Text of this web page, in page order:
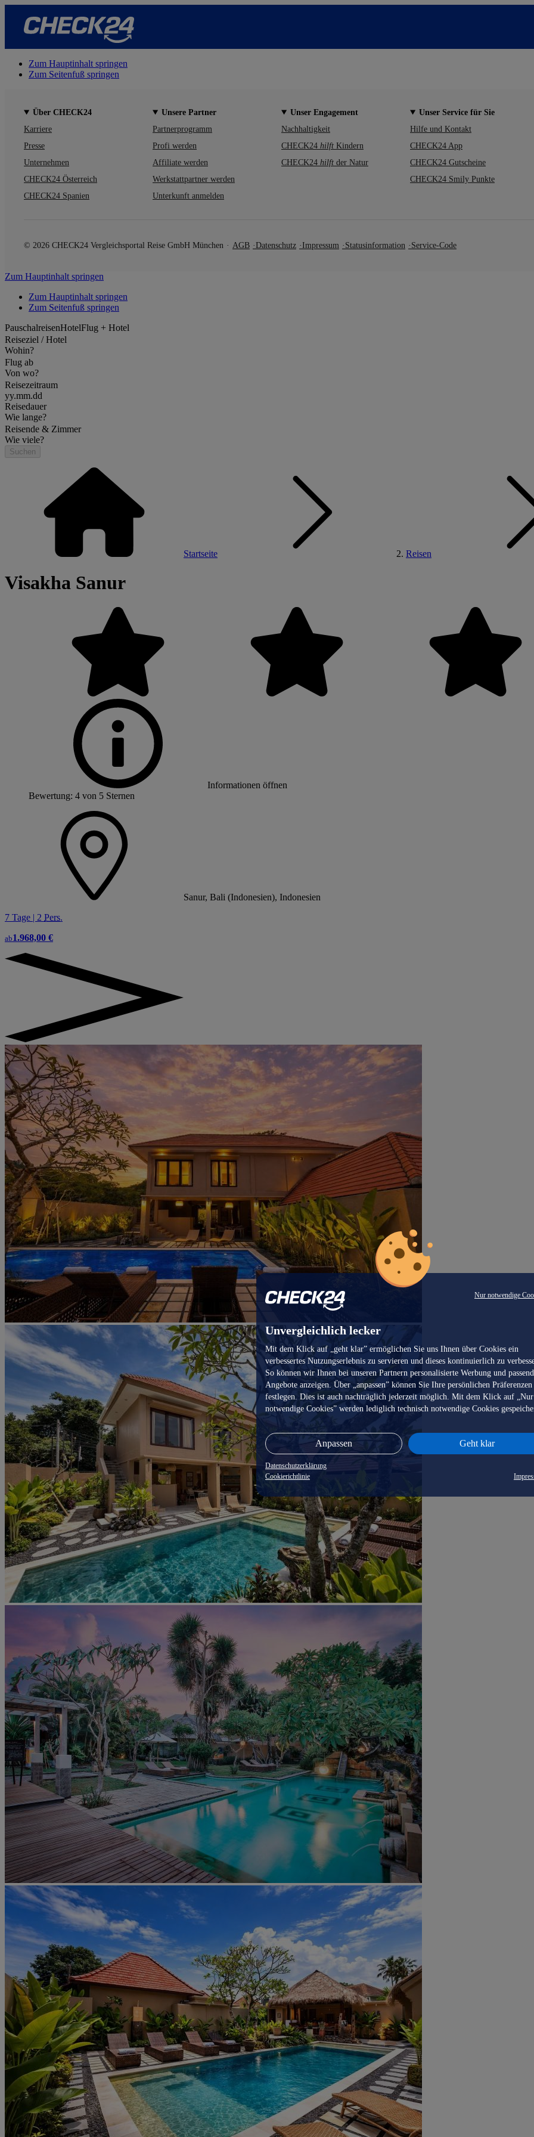
Nur notwendige
Unvergleichlich lecker
Mit dem Klick auf „geht klar” ermöglichen Sie uns Ihnen über Cookies ein
verbessertes Nutzungserlebnis zu servieren und dieses kontinuierlich zu
So können wir Ihnen bei unseren Partnern personalisierte Werbung und
Angebote anzeigen. Über „anpassen” können Sie Ihre persönlichen Präferenzen
festlegen. Dies ist auch nachträglich jederzeit möglich. Mit dem Klick auf „Nur
notwendige Cookies” werden lediglich technisch notwendige Cookies
Anpassen Geht klar
Datenschutzerklärung
Cookierichtlinie
Zum Hauptinhalt springen
Zum Seitenfuß springen
Über CHECK24
Karriere
Presse
Unternehmen
CHECK24 Österreich
CHECK24 Spanien
Unsere Partner
Partnerprogramm
Profi werden
Affiliate werden
Werkstattpartner werden
Unterkunft anmelden
Unser Engagement
Nachhaltigkeit
CHECK24 hilft Kindern
CHECK24 hilft der Natur
Unser Service für Sie
Hilfe und Kontakt
CHECK24 App
CHECK24 Gutscheine
CHECK24 Smily Punkte
© 2026 CHECK24 Vergleichsportal Reise GmbH München AGB Datenschutz Impressum Statusinformation Service-Code
Zum Hauptinhalt springen
Zum Hauptinhalt springen
Zum Seitenfuß springen
PauschalreisenHotelFlug + Hotel
Reiseziel / Hotel
Wohin?
Flug ab
Von wo?
Reisezeitraum
yy.mm.dd
Reisedauer
Wie lange?
Reisende & Zimmer
Wie viele?
Suchen
Startseite Reisen
Visakha Sanur
Informationen öffnen
Bewertung: 4 von 5 Sternen
Sanur, Bali (Indonesien), Indonesien
7 Tage | 2 Pers.
ab1.968,00 €